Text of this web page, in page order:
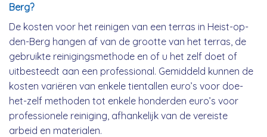
Berg?
De kosten voor het reinigen van een terras in Heist-op-
den-Berg hangen af van de grootte van het terras, de
gebruikte reinigingsmethode en of u het zelf doet of
uitbesteedt aan een professional. Gemiddeld kunnen de
kosten variëren van enkele tientallen euro’s voor doe-
het-zelf methoden tot enkele honderden euro’s voor
professionele reiniging, afhankelijk van de vereiste
arbeid en materialen.